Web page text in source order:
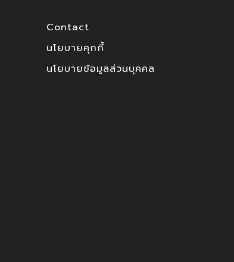
Contact
นโยบายคุกกี้
นโยบายข้อมูลส่วนบุคคล